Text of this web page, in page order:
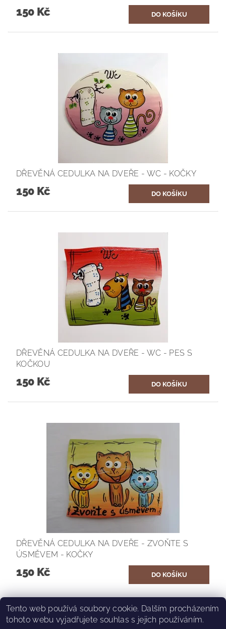
150 Kč
DŘEVĚNÁ CEDULKA NA DVEŘE - WC - KOČKY
150 Kč
DŘEVĚNÁ CEDULKA NA DVEŘE - WC - PES S
KOČKOU
150 Kč
DŘEVĚNÁ CEDULKA NA DVEŘE - ZVOŇTE S
ÚSMĚVEM - KOČKY
150 Kč
O.S.TOULAVÉ TLAPKY | Instagram Tlapek | Stray Paws facebook
Tento web používá soubory cookie. Dalším procházením
tohoto webu vyjadřujete souhlas s jejich používáním.